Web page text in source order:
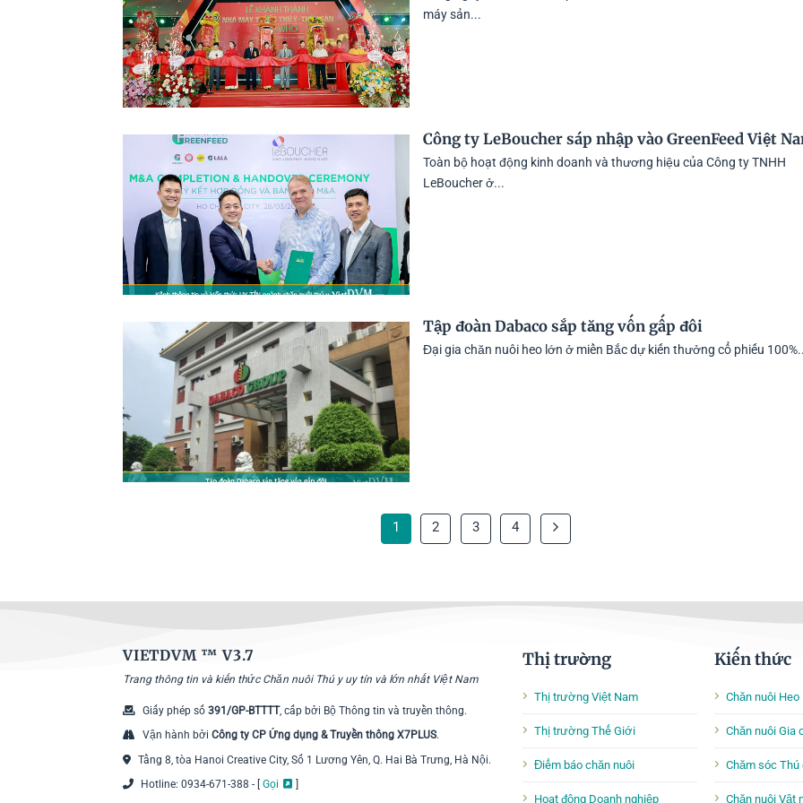
máy sản...
Công ty LeBoucher sáp nhập vào GreenFeed Việt
Toàn bộ hoạt động kinh doanh và thương hiệu của Công ty TNHH
LeBoucher ở...
Tập đoàn Dabaco sắp tăng vốn gấp đôi
Đại gia chăn nuôi heo lớn ở miền Bắc dự kiến thưởng cổ phiếu
1 2 3 4
VIETDVM ™V3.7
Trang thông tin và kiến thức Chăn nuôi Thú y uy tín và lớn nhất Việt Nam
Giấy phép số 391/GP-BTTTT, cấp bởi Bộ Thông tin và truyền thông.
Vận hành bởi Công ty CP Ứng dụng & Truyền thông X7PLUS.
Tầng 8, tòa Hanoi Creative City, Số 1 Lương Yên, Q. Hai Bà Trưng, Hà Nội.
Hotline: 0934-671-388 - [ Gọi
]
Thị trường
Thị trường Việt Nam
Thị trường Thế Giới
Điểm báo chăn nuôi
Hoạt động Doanh nghiệp
Kiến thức
Chăn nuôi Heo
Chăn nuôi Gia
Chăm sóc
Chăn nuôi Vật